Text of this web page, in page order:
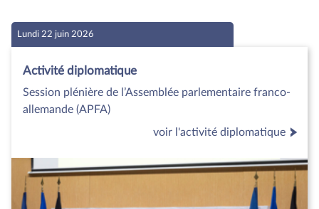
Lundi 22 juin 2026
Activité diplomatique
Session plénière de l’Assemblée parlementaire franco-
allemande (APFA)
voir l'activité diplomatique